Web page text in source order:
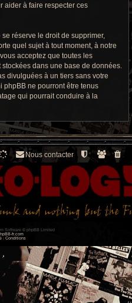
aider à faire respecter ces
réserve le droit de supprimer,
quel sujet à tout moment, à notre
acceptez que toutes les
dans une base de données.
divulguées à un tiers sans votre
phpBB ne pourront être tenus
qui pourrait conduire à la
Nous contacter
Software © phpBB Limited
fr.com
Conditions